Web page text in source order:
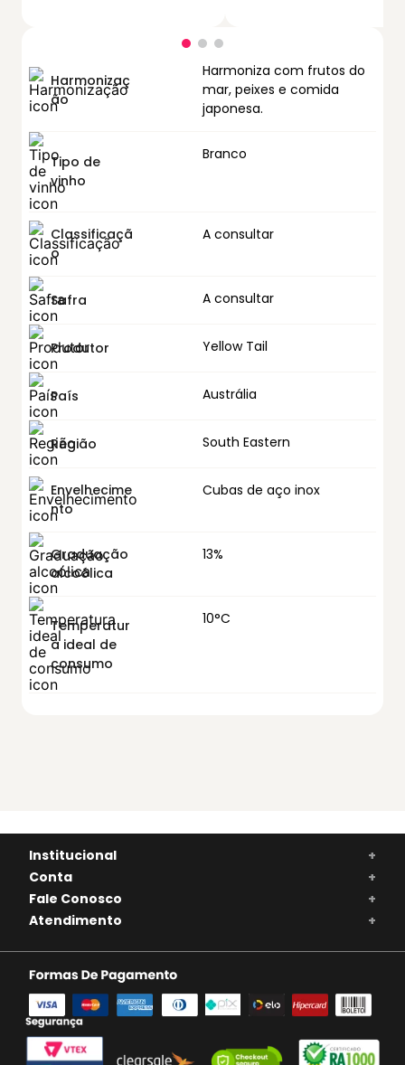
Harmonizaç
ão
Harmoniza com frutos do
mar, peixes e comida
japonesa.
Tipo de
vinho
Branco
Classificaçã
o
A consultar
Safra A consultar
Produtor Yellow Tail
País Austrália
Região South Eastern
Envelhecime
nto
Cubas de aço inox
Graduação
alcoólica
13%
Temperatur
a ideal de
consumo
10°C
Institucional
+
Conta
+
Fale Conosco
+
Atendimento
+